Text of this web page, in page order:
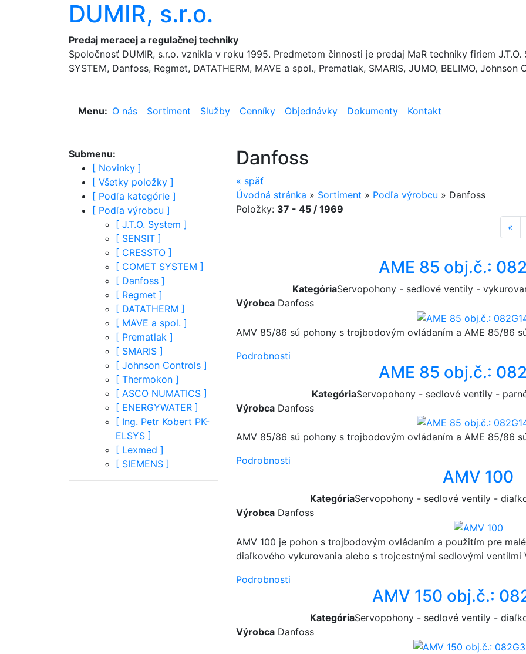
DUMIR, s.r.o.
Predaj meracej a regulačnej techniky
Spoločnosť DUMIR, s.r.o. vznikla v roku 1995. Predmetom činnosti je predaj MaR techniky firiem J.T.O.
SYSTEM, Danfoss, Regmet, DATATHERM, MAVE a spol., Prematlak, SMARIS, JUMO, BELIMO, Johnson
Menu: O nás Sortiment Služby Cenníky Objednávky Dokumenty Kontakt
Submenu:
[ Novinky ]
[ Všetky položky ]
[ Podľa kategórie ]
[ Podľa výrobcu ]
[ J.T.O. System ]
[ SENSIT ]
[ CRESSTO ]
[ COMET SYSTEM ]
[ Danfoss ]
[ Regmet ]
[ DATATHERM ]
[ MAVE a spol. ]
[ Prematlak ]
[ SMARIS ]
[ Johnson Controls ]
[ Thermokon ]
[ ASCO NUMATICS ]
[ ENERGYWATER ]
[ Ing. Petr Kobert PK-
ELSYS ]
[ Lexmed ]
[ SIEMENS ]
Danfoss
« späť
Úvodná stránka » Sortiment » Podľa výrobcu » Danfoss
Položky: 37 - 45 / 1969
«
AME 85 obj.č.:
KategóriaServopohony - sedlové ventily -
Výrobca Danfoss
AMV 85/86 sú pohony s trojbodovým ovládaním a AME 85/86
Podrobnosti
AME 85 obj.č.:
KategóriaServopohony - sedlové ventily -
Výrobca Danfoss
AMV 85/86 sú pohony s trojbodovým ovládaním a AME 85/86
Podrobnosti
AMV 100
KategóriaServopohony - sedlové ventily -
Výrobca Danfoss
AMV 100 je pohon s trojbodovým ovládaním a použitím pre
diaľkového vykurovania alebo s trojcestnými sedlovými ventilmi
Podrobnosti
AMV 150 obj.č.:
KategóriaServopohony - sedlové ventily -
Výrobca Danfoss